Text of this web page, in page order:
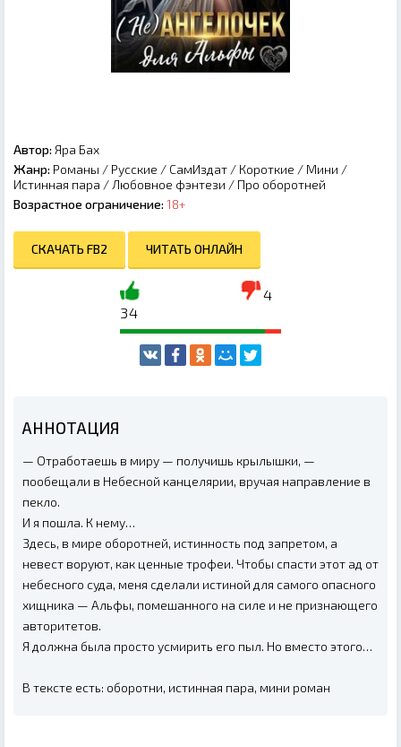
Автор: Яра Бах
Жанр: Романы / Русские / СамИздат / Короткие / Мини /
Истинная пара / Любовное фэнтези / Про оборотней
Возрастное ограничение: 18+
СКАЧАТЬ FB2 ЧИТАТЬ ОНЛАЙН
34
4
АННОТАЦИЯ
— Отработаешь в миру — получишь крылышки, —
пообещали в Небесной канцелярии, вручая направление в
пекло.
И я пошла. К нему…
Здесь, в мире оборотней, истинность под запретом, а
невест воруют, как ценные трофеи. Чтобы спасти этот ад от
небесного суда, меня сделали истиной для самого опасного
хищника — Альфы, помешанного на силе и не признающего
авторитетов.
Я должна была просто усмирить его пыл. Но вместо этого…
В тексте есть: оборотни, истинная пара, мини роман